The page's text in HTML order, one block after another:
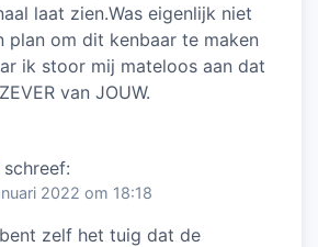
laat zien.Was eigenlijk niet
plan om dit kenbaar te maken
ik stoor mij mateloos aan dat
van JOUW.
schreef:
2022 om 18:18
zelf het tuig dat de